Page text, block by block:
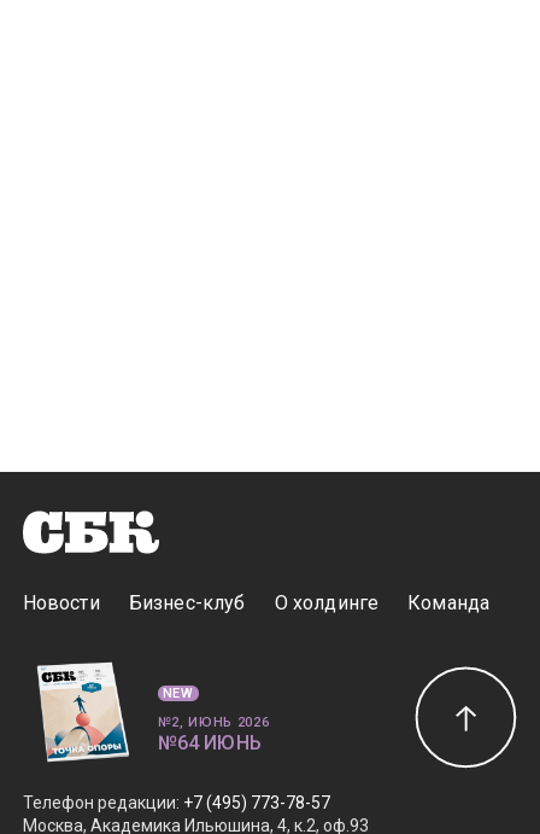
Новости Бизнес-клуб О холдинге Команда
Телефон редакции: +7 (495) 773-78-57
Москва, Академика Ильюшина, 4, к.2, оф.93
NEW
№2, ИЮНЬ 2026
№64 ИЮНЬ